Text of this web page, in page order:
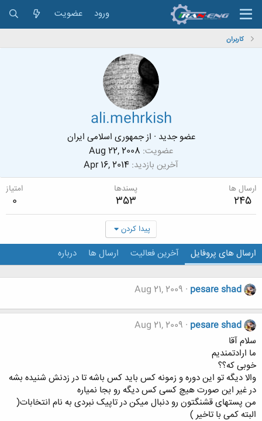
ورود عضویت
کاربران
ali.mehrkish
عضو جدید · ازجمهوری اسلامی ایران
عضویت Aug 22, 2008
آخرین بازدید Apr 16, 2014
ارسال ها
245
پسندها
353
امتیاز
0
پیدا کردن
ارسال های پروفایل آخرین فعالیت ارسال ها درباره
pesare shad
Aug 21, 2009
pesare shad
Aug 21, 2009
سلام آقا
ما ارادتمندیم
خوبی که؟؟
والا دیگه تو این دوره و زمونه کس باید کس باشه تا در زدنش شنیده بشه
در غیر این صورت هیچ کسی کس دیگه رو بجا نمیاره
من پستهای قشنگتون رو دنبال میکن در تاپیک نبردی به نام انتخابات(
البته کمی با تاخیر )